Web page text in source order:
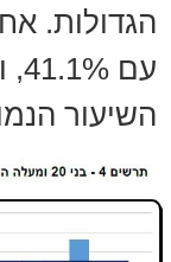
הגדולות.
השיעור הנמוך